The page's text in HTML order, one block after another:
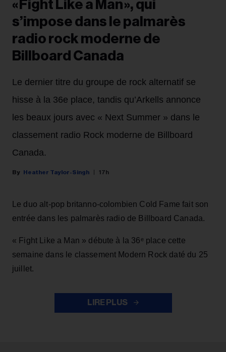
« Fight Like a Man », qui
s’impose dans le palmarès
radio rock moderne de
Billboard Canada
Le dernier titre du groupe de rock alternatif se
hisse à la 36e place, tandis qu’Arkells annonce
les beaux jours avec « Next Summer » dans le
classement radio Rock moderne de Billboard
Canada.
Heather Taylor-Singh 17h
Le duo alt‑pop britanno‑colombien Cold Fame fait son
entrée dans les palmarès radio de Billboard Canada.
« Fight Like a Man » débute à la 36ᵉ place cette
semaine dans le classement Modern Rock daté du 25
juillet.
LIRE PLUS